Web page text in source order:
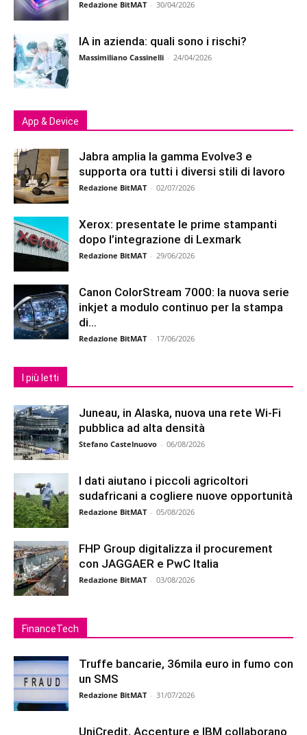
Redazione BitMAT - 30/04/2026
IA in azienda: quali sono i rischi?
Massimiliano Cassinelli - 24/04/2026
App & Device
Jabra amplia la gamma Evolve3 e
supporta ora tutti i diversi stili di lavoro
Redazione BitMAT - 02/07/2026
Xerox: presentate le prime stampanti
dopo l’integrazione di Lexmark
Redazione BitMAT - 29/06/2026
Canon ColorStream 7000: la nuova serie
inkjet a modulo continuo per la stampa
di...
Redazione BitMAT - 17/06/2026
I più letti
Juneau, in Alaska, nuova una rete Wi-Fi
pubblica ad alta densità
Stefano Castelnuovo - 06/08/2026
I dati aiutano i piccoli agricoltori
sudafricani a cogliere nuove opportunità
Redazione BitMAT - 05/08/2026
FHP Group digitalizza il procurement
con JAGGAER e PwC Italia
Redazione BitMAT - 03/08/2026
FinanceTech
Truffe bancarie, 36mila euro in fumo con
un SMS
Redazione BitMAT - 31/07/2026
UniCredit, Accenture e IBM collaborano